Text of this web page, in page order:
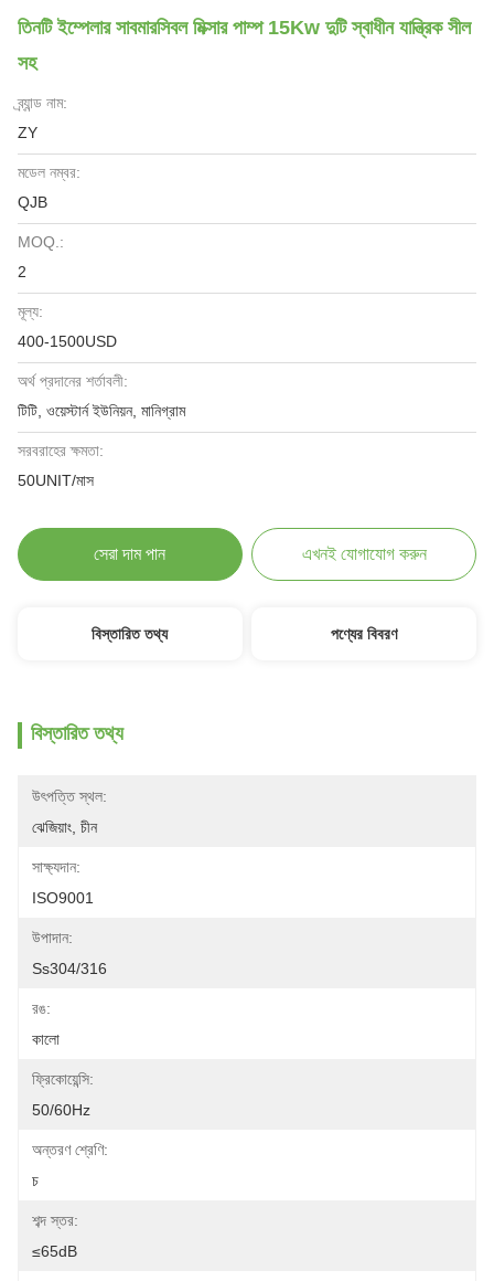
তিনটি ইম্পেলার সাবমারসিবল মিক্সার পাম্প 15Kw দুটি স্বাধীন যান্ত্রিক সীল
সহ
ব্র্যান্ড নাম:
ZY
মডেল নম্বর:
QJB
MOQ.:
2
মূল্য:
400-1500USD
অর্থ প্রদানের শর্তাবলী:
টিটি, ওয়েস্টার্ন ইউনিয়ন, মানিগ্রাম
সরবরাহের ক্ষমতা:
50UNIT/মাস
সেরা দাম পান এখনই যোগাযোগ করুন
বিস্তারিত তথ্য পণ্যের বিবরণ
বিস্তারিত তথ্য
উৎপত্তি স্থল:
ঝেজিয়াং, চীন
সাক্ষ্যদান:
ISO9001
উপাদান:
Ss304/316
রঙ:
কালো
ফ্রিকোয়েন্সি:
50/60Hz
অন্তরণ শ্রেণি:
চ
শব্দ স্তর:
≤65dB